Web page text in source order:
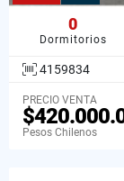
0
Dormitorios
4159834
PRECIO VENTA
Pesos Chilenos